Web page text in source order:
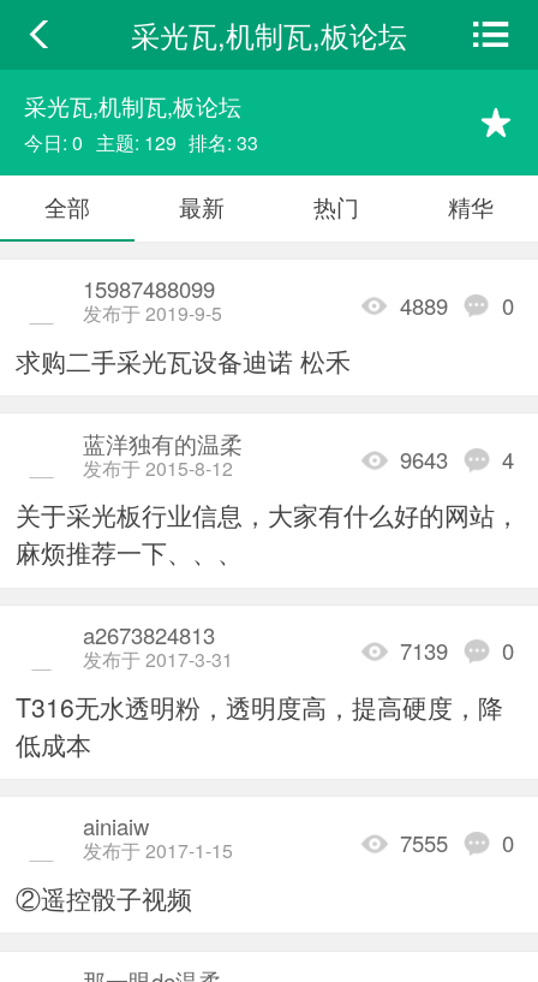
采光瓦,机制瓦,板论坛
采光瓦,机制瓦,板论坛
今日: 0 主题: 129 排名: 33
全部 最新 热门 精华
4889 0
15987488099
发布于 2019-9-5
求购二手采光瓦设备迪诺 松禾
9643 4
蓝洋独有的温柔
发布于 2015-8-12
关于采光板行业信息，大家有什么好的网站，
麻烦推荐一下、、、
7139 0
a2673824813
发布于 2017-3-31
T316无水透明粉，透明度高，提高硬度，降
低成本
7555 0
ainiaiw
发布于 2017-1-15
②遥控骰子视频